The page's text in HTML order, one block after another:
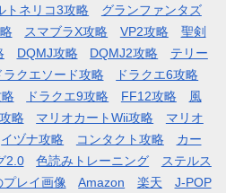
トネリコ3攻略
グランファンタズ
スマブラX攻略 VP2攻略
聖剣
DQMJ攻略 DQMJ2攻略
テリー
ラクエソード攻略
ドラクエ6攻略
ドラクエ9攻略 FF12攻略
風
略 マリオカートWii攻略
マリオ
イヅナ攻略 コンタクト攻略
カー
2.0 色読みトレーニング
ステルス
レイ画像 Amazon 楽天 J-POP